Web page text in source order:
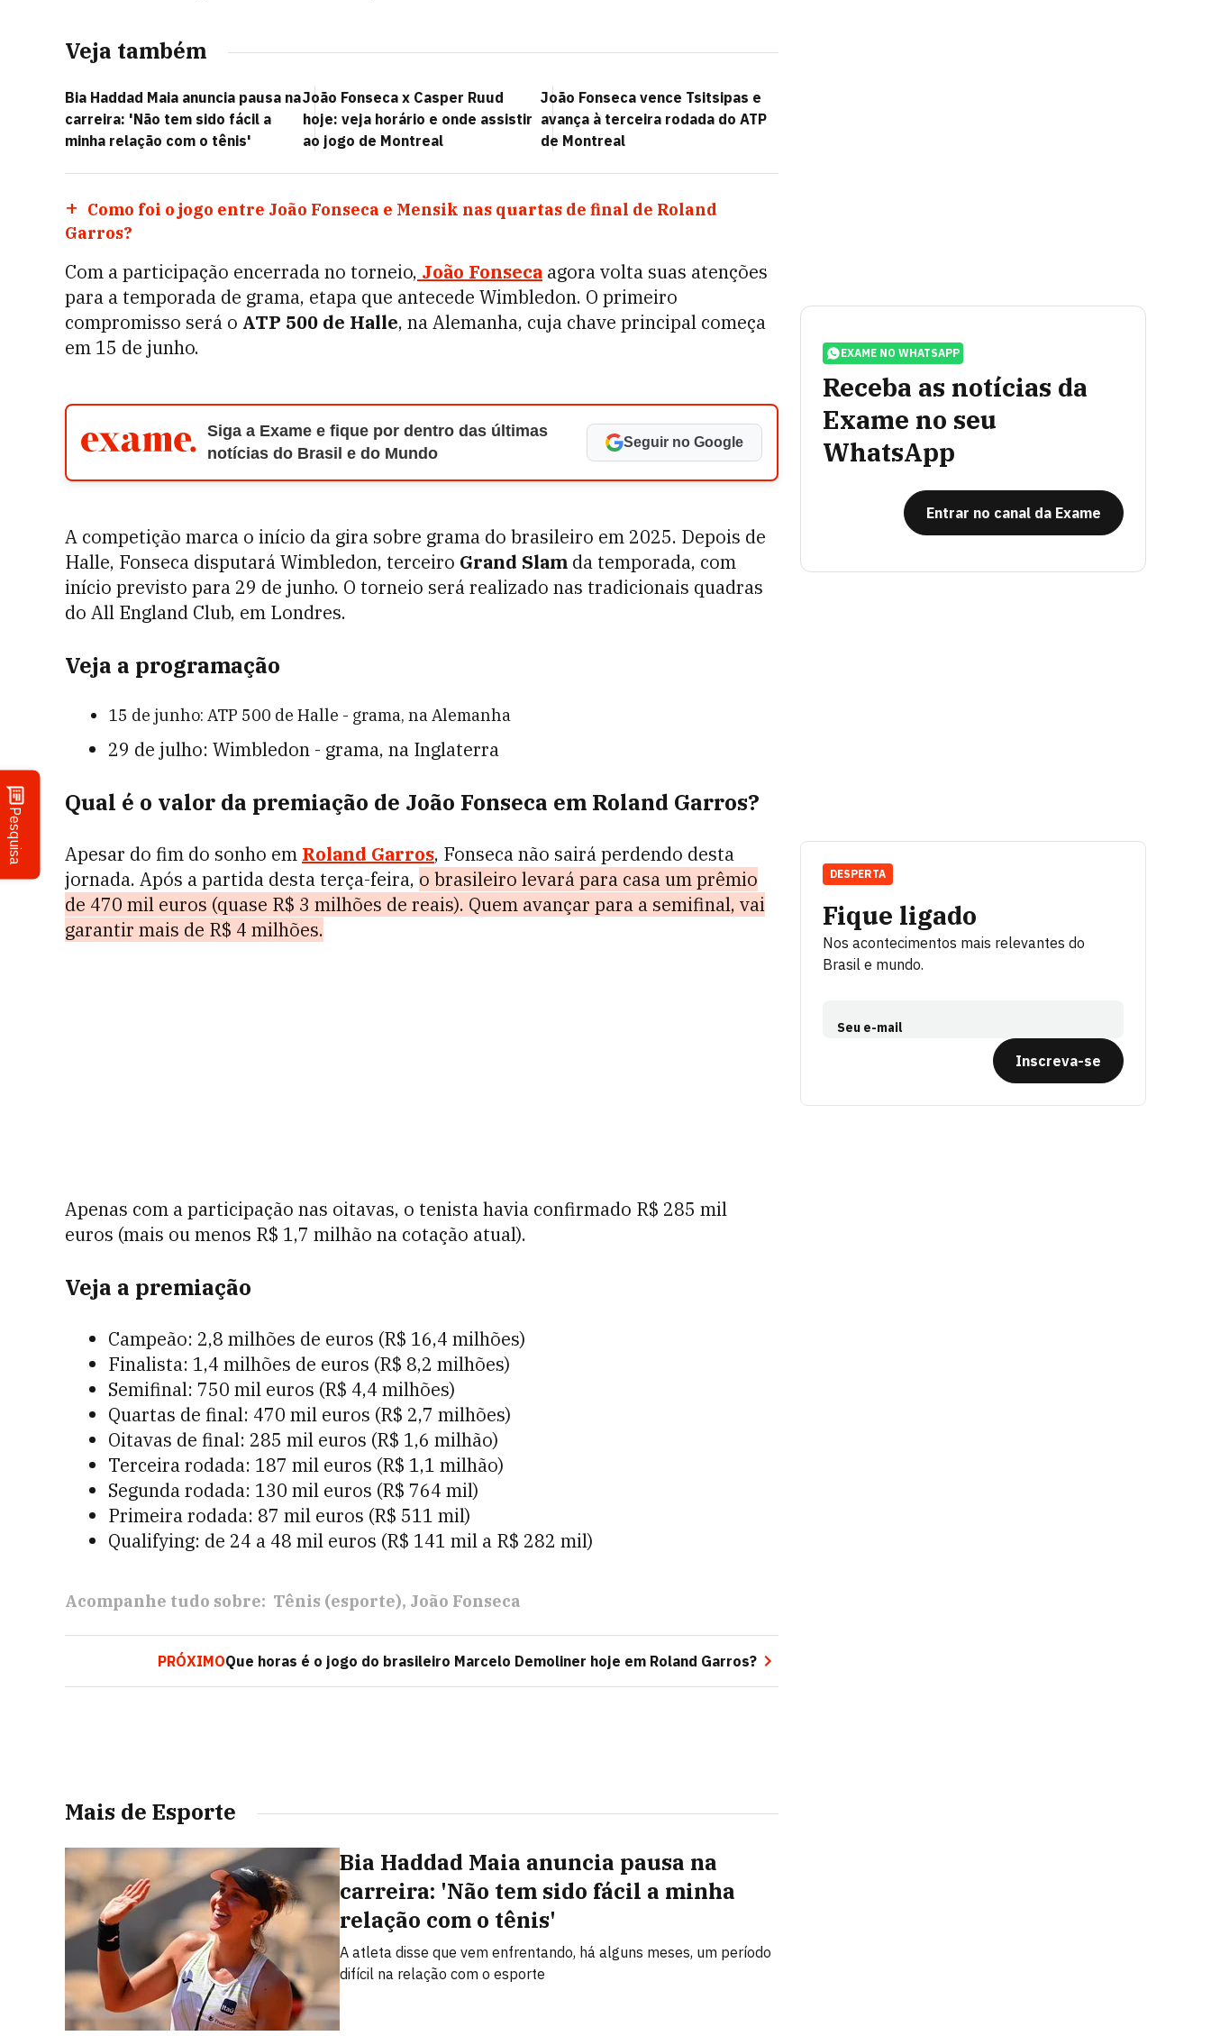
Pesquisa
Veja também
Bia Haddad Maia anuncia pausa na
carreira: 'Não tem sido fácil a
minha relação com o tênis'
João Fonseca x Casper Ruud
hoje: veja horário e onde assistir
ao jogo de Montreal
João Fonseca vence Tsitsipas e
avança à terceira rodada do ATP
de Montreal
Como foi o jogo entre João Fonseca e Mensik nas quartas de final de Roland
Garros?
Com a participação encerrada no torneio, João Fonseca agora volta suas atenções
para a temporada de grama, etapa que antecede Wimbledon. O primeiro
compromisso será o ATP 500 de Halle, na Alemanha, cuja chave principal começa
em 15 de junho.
Siga a Exame e fique por dentro das últimas
notícias do Brasil e do Mundo
Seguir no Google
A competição marca o início da gira sobre grama do brasileiro em 2025. Depois de
Halle, Fonseca disputará Wimbledon, terceiro Grand Slam da temporada, com
início previsto para 29 de junho. O torneio será realizado nas tradicionais quadras
do All England Club, em Londres.
Veja a programação
15 de junho: ATP 500 de Halle - grama, na Alemanha
29 de julho: Wimbledon - grama, na Inglaterra
Qual é o valor da premiação de João Fonseca em Roland Garros?
Apesar do fim do sonho em Roland Garros, Fonseca não sairá perdendo desta
jornada. Após a partida desta terça-feira, o brasileiro levará para casa um prêmio
de 470 mil euros (quase R$ 3 milhões de reais). Quem avançar para a semifinal, vai
garantir mais de R$ 4 milhões.
Apenas com a participação nas oitavas, o tenista havia confirmado R$ 285 mil
euros (mais ou menos R$ 1,7 milhão na cotação atual).
Veja a premiação
Campeão: 2,8 milhões de euros (R$ 16,4 milhões)
Finalista: 1,4 milhões de euros (R$ 8,2 milhões)
Semifinal: 750 mil euros (R$ 4,4 milhões)
Quartas de final: 470 mil euros (R$ 2,7 milhões)
Oitavas de final: 285 mil euros (R$ 1,6 milhão)
Terceira rodada: 187 mil euros (R$ 1,1 milhão)
Segunda rodada: 130 mil euros (R$ 764 mil)
Primeira rodada: 87 mil euros (R$ 511 mil)
Qualifying: de 24 a 48 mil euros (R$ 141 mil a R$ 282 mil)
Acompanhe tudo sobre: Tênis (esporte) João Fonseca
PRÓXIMOQue horas é o jogo do brasileiro Marcelo Demoliner hoje em Roland Garros?
Mais de Esporte
Bia Haddad Maia anuncia pausa na
carreira: 'Não tem sido fácil a minha
relação com o tênis'
A atleta disse que vem enfrentando, há alguns meses, um período
difícil na relação com o esporte
EXAME NO WHATSAPP
Receba as notícias da
Exame no seu
WhatsApp
Entrar no canal da Exame
Fique ligado
Nos acontecimentos mais relevantes do
Brasil e mundo.
Seu e-mail
Inscreva-se
DESPERTA